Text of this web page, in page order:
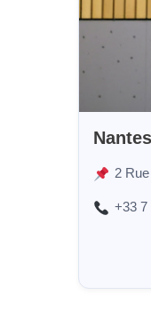
2
+33 7